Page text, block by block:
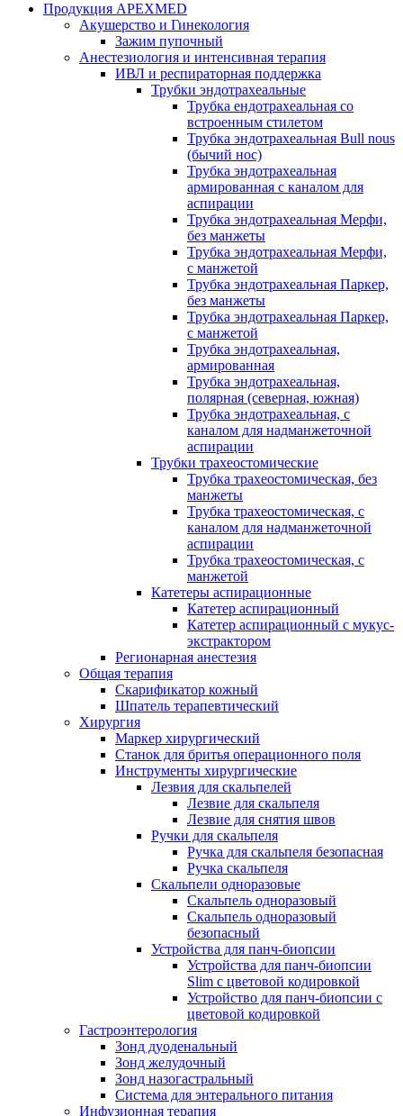
Продукция APEXMED
Акушерство и Гинекология
Зажим пупочный
Анестезиология и интенсивная терапия
ИВЛ и респираторная поддержка
Трубки эндотрахеальные
Трубка ендотрахеальная со
встроенным стилетом
Трубка эндотрахеальная Bull nous
(бычий нос)
Трубка эндотрахеальная
армированная с каналом для
аспирации
Трубка эндотрахеальная Мерфи,
без манжеты
Трубка эндотрахеальная Мерфи,
с манжетой
Трубка эндотрахеальная Паркер,
без манжеты
Трубка эндотрахеальная Паркер,
с манжетой
Трубка эндотрахеальная,
армированная
Трубка эндотрахеальная,
полярная (северная, южная)
Трубка эндотрахеальная, с
каналом для надманжеточной
аспирации
Трубки трахеостомические
Трубка трахеостомическая, без
манжеты
Трубка трахеостомическая, с
каналом для надманжеточной
аспирации
Трубка трахеостомическая, с
манжетой
Катетеры аспирационные
Катетер аспирационный
Катетер аспирационный с мукус-
экстрактором
Регионарная анестезия
Общая терапия
Скарификатор кожный
Шпатель терапевтический
Хирургия
Маркер хирургический
Станок для бритья операционного поля
Инструменты хирургические
Лезвия для скальпелей
Лезвие для скальпеля
Лезвие для снятия швов
Ручки для скальпеля
Ручка для скальпеля безопасная
Ручка скальпеля
Скальпели одноразовые
Скальпель одноразовый
Скальпель одноразовый
безопасный
Устройства для панч-биопсии
Устройства для панч-биопсии
Slim с цветовой кодировкой
Устройство для панч-биопсии с
цветовой кодировкой
Гастроэнтерология
Зонд дуоденальный
Зонд желудочный
Зонд назогастральный
Система для энтерального питания
Инфузионная терапия